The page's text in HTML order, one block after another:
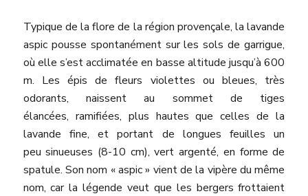
Typique de la flore de la région provençale, la lavande
aspic pousse spontanément sur les sols de garrigue,
où elle s’est acclimatée en basse altitude jusqu’à 600
m. Les épis de fleurs violettes ou bleues, très
odorants, naissent au sommet de tiges
élancées, ramifiées, plus hautes que celles de la
lavande fine, et portant de longues feuilles un
peu sinueuses (8­-10 cm), vert argenté, en forme de
spatule. Son nom « aspic » vient de la vipère du même
nom, car la légende veut que les bergers frottaient